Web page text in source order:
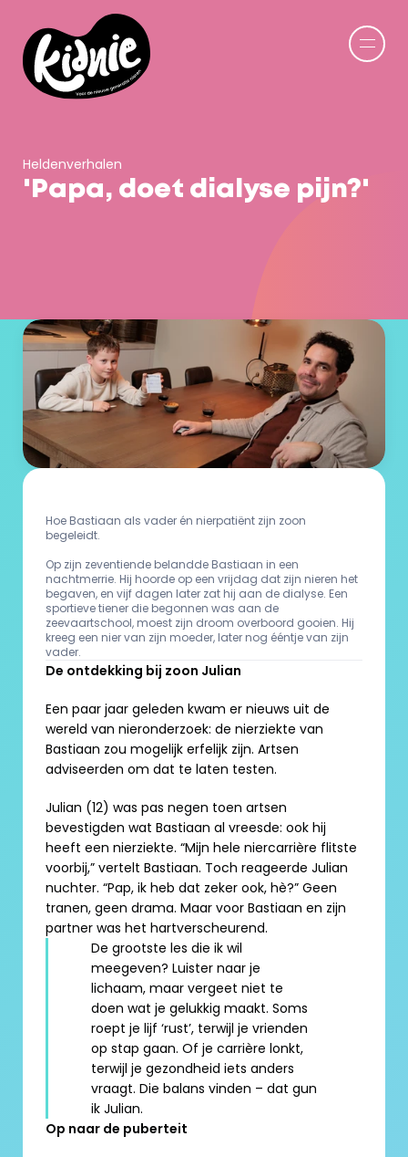
Heldenverhalen
'Papa, doet dialyse pijn?'
Hoe Bastiaan als vader én nierpatiënt zijn zoon
begeleidt.
Op zijn zeventiende belandde Bastiaan in een
nachtmerrie. Hij hoorde op een vrijdag dat zijn nieren het
begaven, en vijf dagen later zat hij aan de dialyse. Een
sportieve tiener die begonnen was aan de
zeevaartschool, moest zijn droom overboord gooien. Hij
kreeg een nier van zijn moeder, later nog ééntje van zijn
De ontdekking bij zoon Julian
Een paar jaar geleden kwam er nieuws uit de
wereld van nieronderzoek: de nierziekte van
Bastiaan zou mogelijk erfelijk zijn. Artsen
adviseerden om dat te laten testen.
Julian (12) was pas negen toen artsen
bevestigden wat Bastiaan al vreesde: ook hij
heeft een nierziekte. “Mijn hele niercarrière flitste
voorbij,” vertelt Bastiaan. Toch reageerde Julian
nuchter. “Pap, ik heb dat zeker ook, hè?” Geen
tranen, geen drama. Maar voor Bastiaan en zijn
partner was het hartverscheurend.
De grootste les die ik wil
meegeven? Luister naar je
lichaam, maar vergeet niet te
doen wat je gelukkig maakt. Soms
roept je lijf ‘rust’, terwijl je vrienden
op stap gaan. Of je carrière lonkt,
terwijl je gezondheid iets anders
vraagt. Die balans vinden – dat gun
ik Julian.
Op naar de puberteit